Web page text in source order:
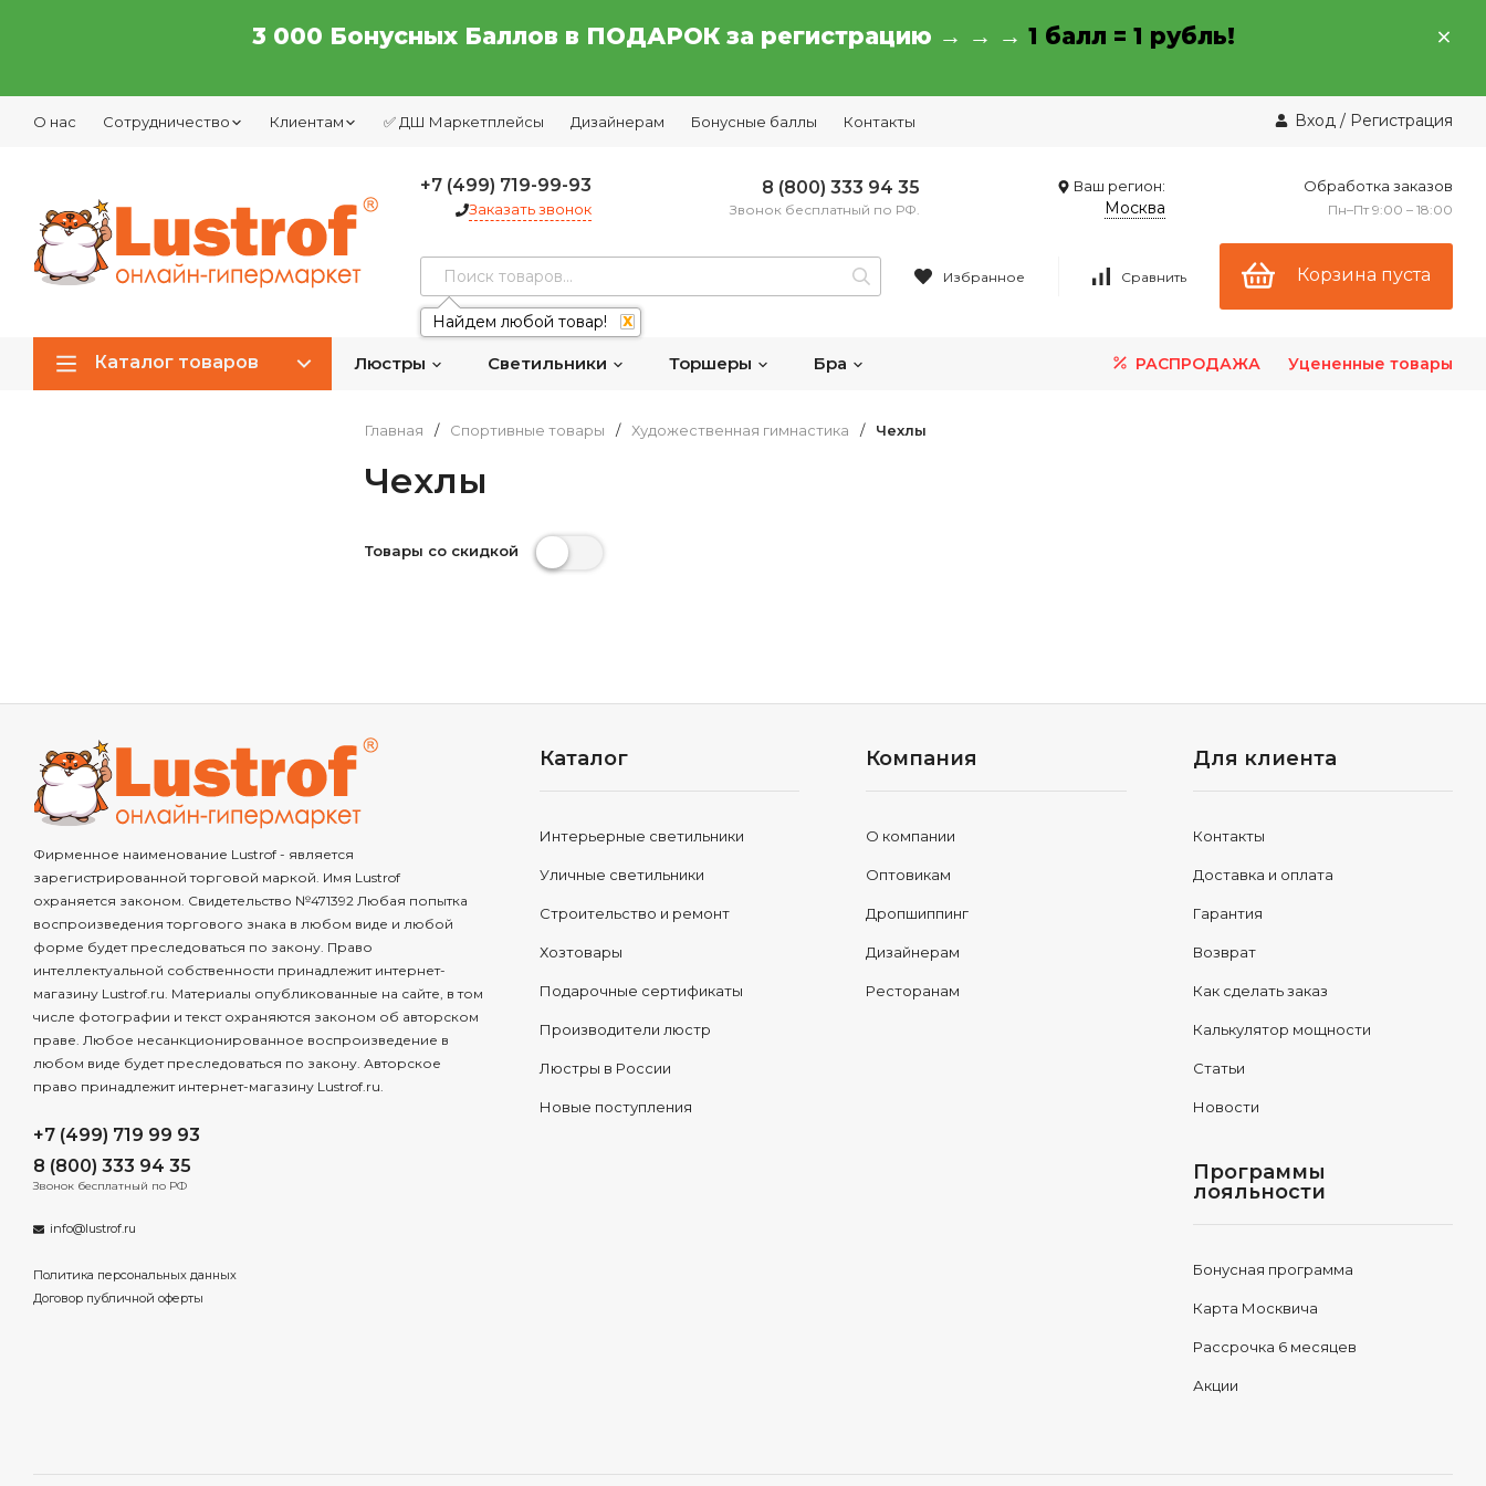
3 000 Бонусных Баллов в ПОДАРОК за регистрацию → → → 1 балл = 1 рубль!
О нас Сотрудничество Клиентам ✅ ДШ Маркетплейсы Дизайнерам Бонусные баллы Контакты Вход / Регистрация
+7 (499) 719-99-93
Заказать звонок
8 (800) 333 94 35
Звонок бесплатный по РФ.
Ваш регион:
Москва
Обработка заказов
Пн–Пт 9:00 – 18:00
Найдем любой товар! X
Избранное Сравнить Корзина пуста
Каталог товаров Люстры Светильники Торшеры Бра РАСПРОДАЖА Уцененные товары
Главная / Спортивные товары / Художественная гимнастика / Чехлы
Чехлы
Товары со скидкой
Фирменное наименование Lustrof - является
зарегистрированной торговой маркой. Имя Lustrof
охраняется законом. Свидетельство №471392 Любая попытка
воспроизведения торгового знака в любом виде и любой
форме будет преследоваться по закону. Право
интеллектуальной собственности принадлежит интернет-
магазину Lustrof.ru. Материалы опубликованные на сайте, в том
числе фотографии и текст охраняются законом об авторском
праве. Любое несанкционированное воспроизведение в
любом виде будет преследоваться по закону. Авторское
право принадлежит интернет-магазину Lustrof.ru.
+7 (499) 719 99 93
8 (800) 333 94 35
Звонок бесплатный по РФ
info@lustrof.ru
Политика персональных данных
Договор публичной оферты
Каталог
Интерьерные светильники
Уличные светильники
Строительство и ремонт
Хозтовары
Подарочные сертификаты
Производители люстр
Люстры в России
Новые поступления
Компания
О компании
Оптовикам
Дропшиппинг
Дизайнерам
Ресторанам
Для клиента
Контакты
Доставка и оплата
Гарантия
Возврат
Как сделать заказ
Калькулятор мощности
Статьи
Новости
Программы
лояльности
Бонусная программа
Карта Москвича
Рассрочка 6 месяцев
Акции